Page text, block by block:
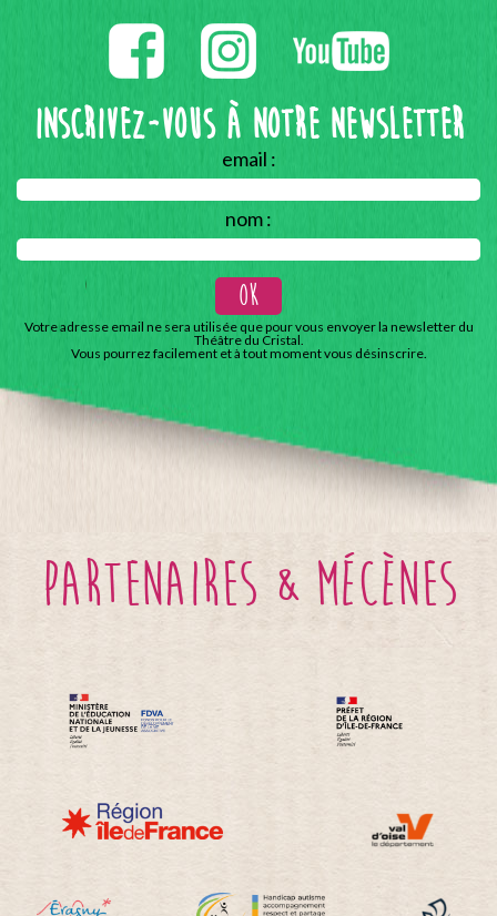
Inscrivez-vous à notre Newsletter
email :
nom :
Votre adresse email ne sera utilisée que pour vous envoyer la newsletter du
Théâtre du Cristal.
Vous pourrez facilement et à tout moment vous désinscrire.
partenaires & mécènes